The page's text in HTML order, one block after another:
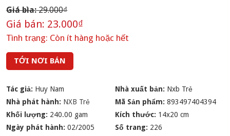
Giá bìa:29.000₫
Giá bán: 23.000₫
Tình trạng: Còn ít hàng hoặc hết
TỚI NƠI BÁN
Tác giả: Huy Nam Nhà xuất bản: Nxb Trẻ
Nhà phát hành: NXB Trẻ Mã Sản phẩm: 893497404394
Khối lượng: 240.00 gam Kích thước: 14x20 cm
Ngày phát hành:02/2005 Số trang: 226